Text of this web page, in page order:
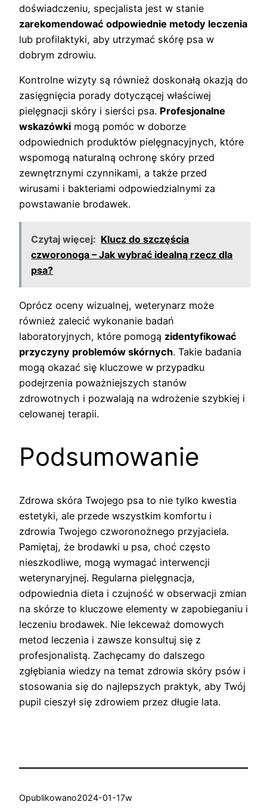
doświadczeniu, specjalista jest w stanie
zarekomendować odpowiednie metody leczenia
lub profilaktyki, aby utrzymać skórę psa w
dobrym zdrowiu.
Kontrolne wizyty są również doskonałą okazją do
zasięgnięcia porady dotyczącej właściwej
pielęgnacji skóry i sierści psa. Profesjonalne
wskazówki mogą pomóc w doborze
odpowiednich produktów pielęgnacyjnych, które
wspomogą naturalną ochronę skóry przed
zewnętrznymi czynnikami, a także przed
wirusami i bakteriami odpowiedzialnymi za
powstawanie brodawek.
Czytaj więcej: Klucz do szczęścia
czworonoga – Jak wybrać idealną rzecz dla
psa?
Oprócz oceny wizualnej, weterynarz może
również zalecić wykonanie badań
laboratoryjnych, które pomogą zidentyfikować
przyczyny problemów skórnych. Takie badania
mogą okazać się kluczowe w przypadku
podejrzenia poważniejszych stanów
zdrowotnych i pozwalają na wdrożenie szybkiej i
celowanej terapii.
Podsumowanie
Zdrowa skóra Twojego psa to nie tylko kwestia
estetyki, ale przede wszystkim komfortu i
zdrowia Twojego czworonożnego przyjaciela.
Pamiętaj, że brodawki u psa, choć często
nieszkodliwe, mogą wymagać interwencji
weterynaryjnej. Regularna pielęgnacja,
odpowiednia dieta i czujność w obserwacji zmian
na skórze to kluczowe elementy w zapobieganiu i
leczeniu brodawek. Nie lekceważ domowych
metod leczenia i zawsze konsultuj się z
profesjonalistą. Zachęcamy do dalszego
zgłębiania wiedzy na temat zdrowia skóry psów i
stosowania się do najlepszych praktyk, aby Twój
pupil cieszył się zdrowiem przez długie lata.
Opublikowano2024-01-17w